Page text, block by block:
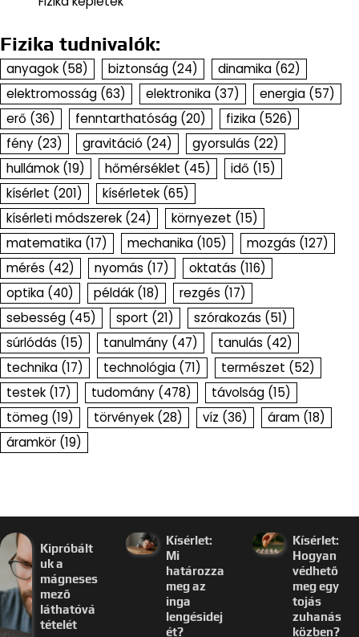
Fizika tudnivalók:
anyagok (58) biztonság (24) dinamika (62)
elektromosság (63) elektronika (37) energia (57)
erő (36) fenntarthatóság (20) fizika (526)
fény (23) gravitáció (24) gyorsulás (22)
hullámok (19) hőmérséklet (45) idő (15)
kísérlet (201) kísérletek (65)
kísérleti módszerek (24) környezet (15)
matematika (17) mechanika (105) mozgás (127)
mérés (42) nyomás (17) oktatás (116)
optika (40) példák (18) rezgés (17)
sebesség (45) sport (21) szórakozás (51)
súrlódás (15) tanulmány (47) tanulás (42)
technika (17) technológia (71) természet (52)
testek (17) tudomány (478) távolság (15)
tömeg (19) törvények (28) víz (36) áram (18)
áramkör (19)
Kipróbált
uk a
mágneses
mező
láthatóvá
tételét
Kísérlet:
Mi
határozza
meg az
inga
lengésidej
ét?
Kísérlet:
Hogyan
védhető
meg egy
tojás
zuhanás
közben?